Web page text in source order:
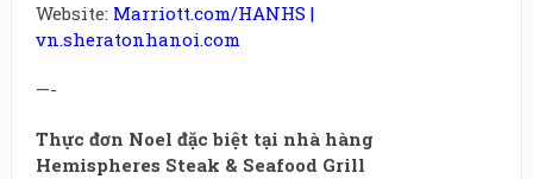
Website:Marriott.com/HANHS |
vn.sheratonhanoi.com
—-
Thực đơn Noel đặc biệt tại nhà hàng
Hemispheres Steak & Seafood Grill